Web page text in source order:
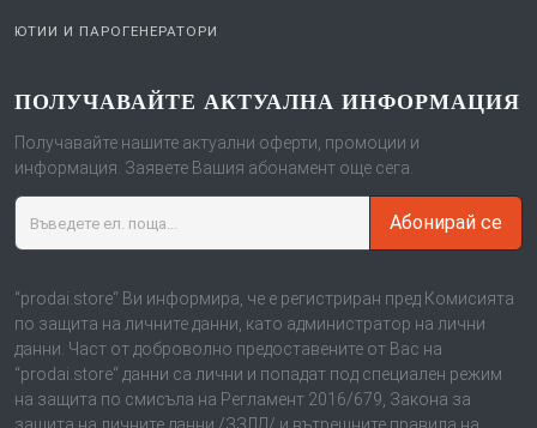
ЮТИИ И ПАРОГЕНЕРАТОРИ
ПОЛУЧАВАЙТЕ АКТУАЛНА ИНФОРМАЦИЯ
Получавайте нашите актуални оферти, промоции и
информация. Заявете Вашия абонамент още сега.
Абонирай се
“prodai.store“ Ви информира, че е регистриран пред Комисията
по защита на личните данни, като администратор на лични
данни. Част от доброволно предоставените от Вас на
“prodai.store“ данни са лични и попадат под специален режим
на защита по смисъла на Регламент 2016/679, Закона за